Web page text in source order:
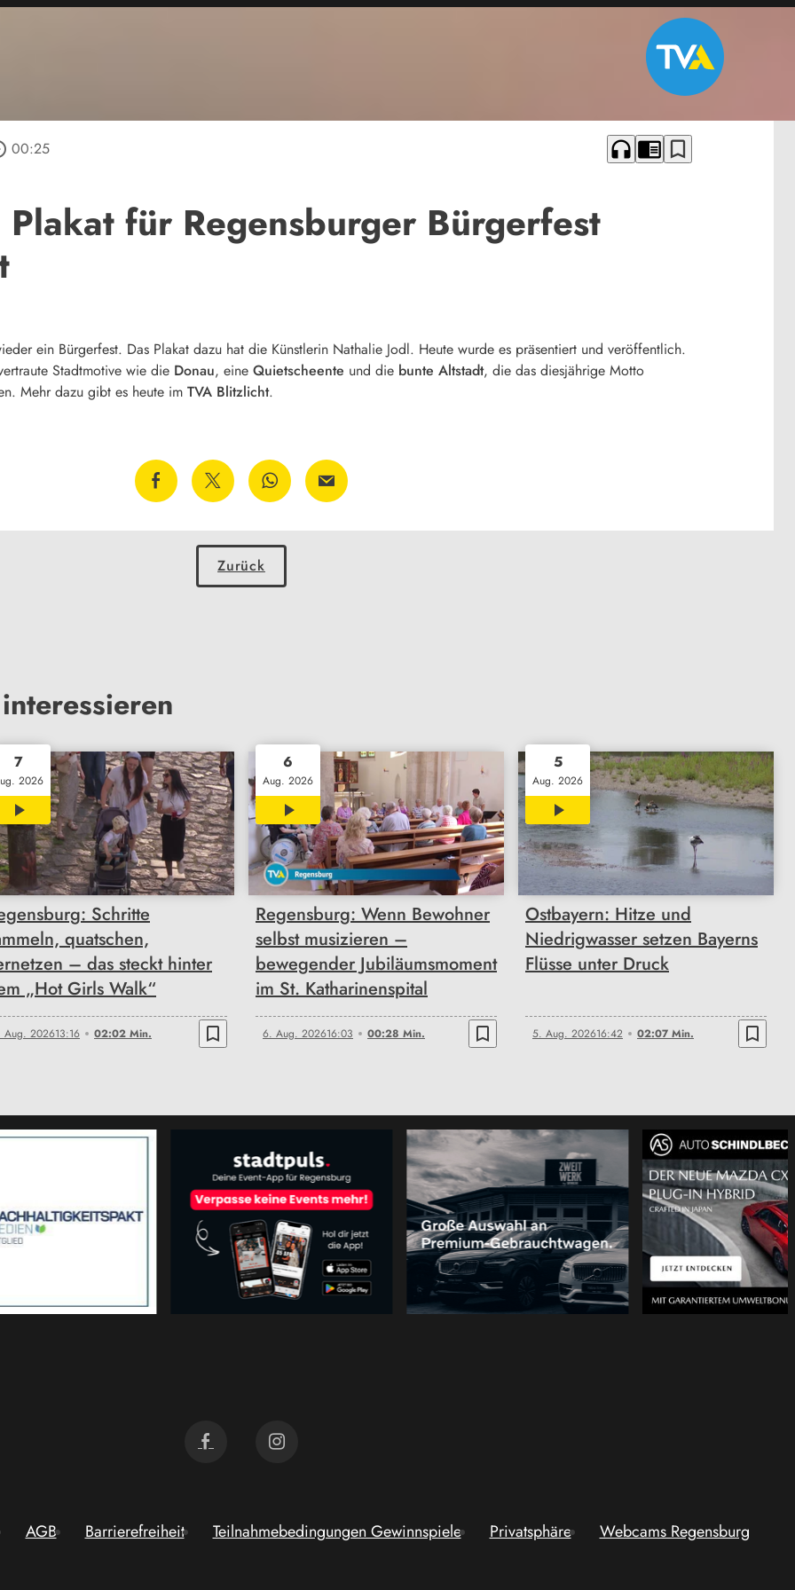
00:25 headphones chrome_reader_mode bookmark_border
Plakat für Regensburger Bürgerfest
ein Bürgerfest. Das Plakat dazu hat die Künstlerin Nathalie Jodl. Heute wurde es präsentiert und veröffentlich.
Stadtmotive wie die Donau, eine Quietscheente und die bunte Altstadt, die das diesjährige Motto
Mehr dazu gibt es heute im TVA Blitzlicht.
Zurück
7
2026
02:02
Schritte
quatschen,
– das steckt hinter
„Hot Girls Walk“
Aug. 202613:16 02:02 Min. bookmark_border
6
Aug. 2026
00:28
Regensburg: Wenn Bewohner
selbst musizieren –
bewegender Jubiläumsmoment
im St. Katharinenspital
6. Aug. 202616:03 00:28 Min. bookmark_border
5
Aug. 2026
02:07
Ostbayern: Hitze und
Niedrigwasser setzen Bayerns
Flüsse unter Druck
5. Aug. 202616:42 02:07 Min. bookmark_border
AGB Barrierefreiheit Teilnahmebedingungen Gewinnspiele Privatsphäre Webcams Regensburg